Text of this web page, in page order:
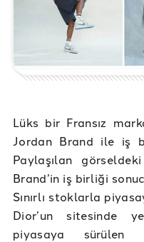
Lüks bir Fransız
Jordan Brand ile iş
Paylaşılan
Brand’in iş birliği
Sınırlı stoklarla
Dior’un sitesinde
piyasaya sürülen